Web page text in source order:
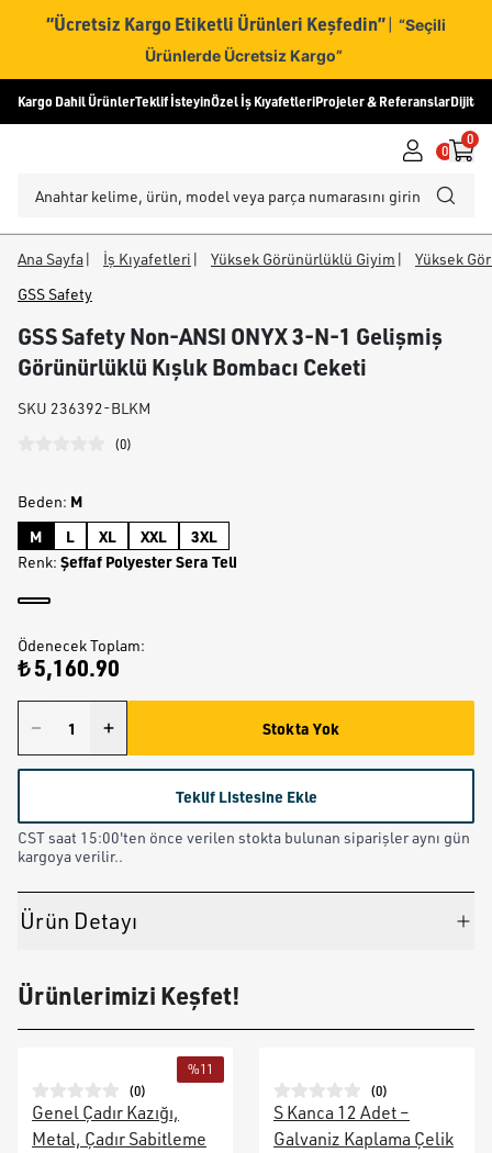
“Ücretsiz Kargo Etiketli Ürünleri Keşfedin” | “Seçili
Ürünlerde Ücretsiz Kargo”
Kargo Dahil ÜrünlerTeklif İsteyinÖzel İş KıyafetleriProjeler & ReferanslarDijital
0
0
Ana Sayfa| İş Kıyafetleri | Yüksek Görünürlüklü Giyim |
Yüksek
GSS Safety
GSS Safety Non-ANSI ONYX 3-N-1 Gelişmiş
Görünürlüklü Kışlık Bombacı Ceketi
SKU 236392-BLKM
(0)
Beden: M
M
L XL XXL 3XL
Renk: Şeffaf Polyester Sera Teli
Ödenecek Toplam:
₺ 5,160.90
Stokta Yok
Teklif Listesine Ekle
CST saat 15:00'ten önce verilen stokta bulunan siparişler aynı gün
kargoya verilir..
Ürün Detayı
Ürünlerimizi Keşfet!
%11
(0)
Genel Çadır Kazığı,
Metal, Çadır Sabitleme
(0)
S Kanca 12 Adet –
Galvaniz Kaplama Çelik